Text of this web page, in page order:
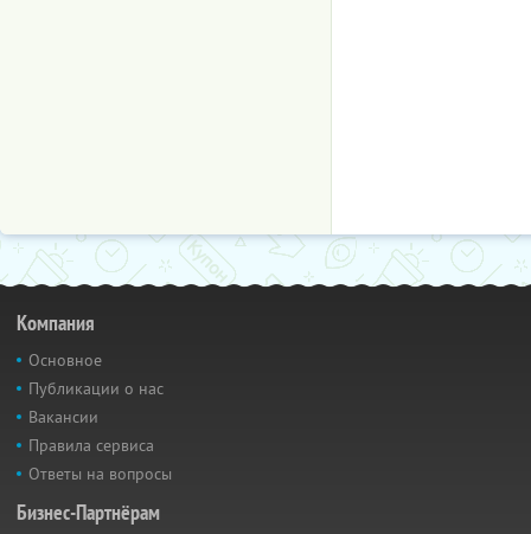
Компания
Основное
Публикации о нас
Вакансии
Правила сервиса
Ответы на вопросы
Бизнес-Партнёрам